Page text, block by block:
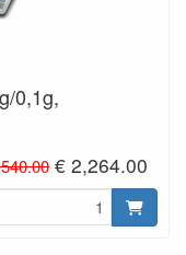
0,1g,
€ 2,264.00